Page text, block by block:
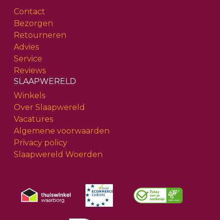
Contact
Bezorgen
Retourneren
Advies
Service
Reviews
SLAAPWERELD
Winkels
Over Slaapwereld
Vacatures
Algemene voorwaarden
Privacy policy
Slaapwereld Woerden